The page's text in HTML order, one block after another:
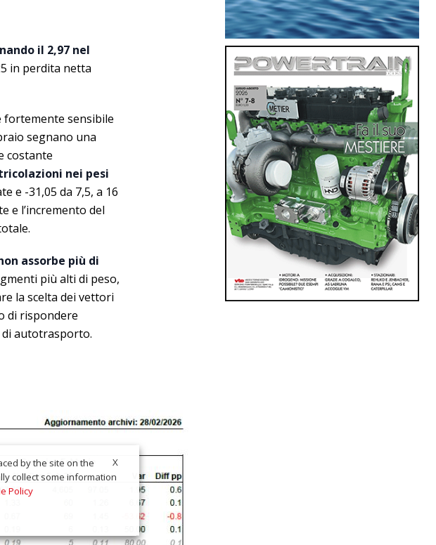
il 2,97 nel
in perdita netta
fortemente sensibile
segnano una
costante
nei pesi
e -31,05 da 7,5, a 16
e l’incremento del
assorbe più di
più alti di peso,
la scelta dei vettori
di rispondere
di autotrasporto.
X
by the site on the
collect some information
Policy